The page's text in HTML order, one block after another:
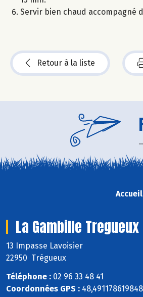
Servir bien chaud accompagné
Retour à la liste
Accueil
La Gambille Tregueux
13 Impasse Lavoisier
22950 Trégueux
Téléphone : 02 96 33 48 41
Coordonnées GPS :